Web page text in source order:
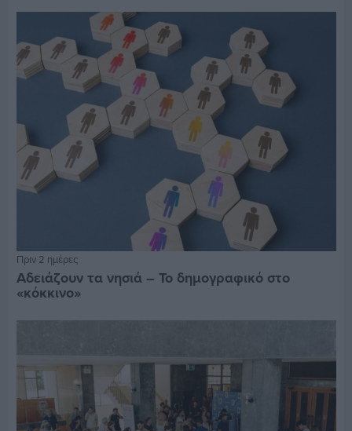
Πριν 2 ημέρες
Αδειάζουν τα νησιά – Το δημογραφικό στο
«κόκκινο»